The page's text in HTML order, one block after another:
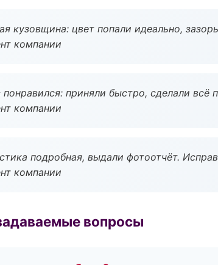
кузовщина: цвет попали идеально,
компании
приняли быстро, сделали всё
компании
подробная, выдали фотоотчёт.
компании
вопросы